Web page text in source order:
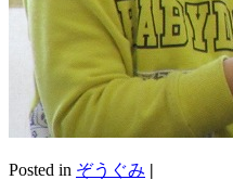
Posted in ぞうぐみ |